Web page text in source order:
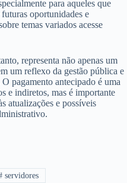
para aqueles que
oportunidades e
temas variados acesse
representa não apenas um
um reflexo da gestão pública e
pagamento antecipado é uma
e indiretos, mas é importante
atualizações e possíveis
servidores